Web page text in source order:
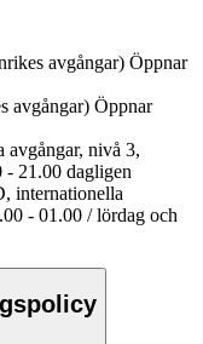
avgångar) Öppnar
avgångar) Öppnar
avgångar, nivå 3,
- 21.00 dagligen
internationella
- 01.00 / lördag och